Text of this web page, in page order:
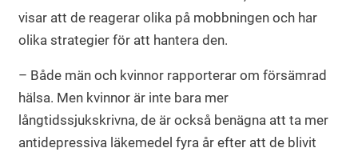
visar att de reagerar olika på mobbningen och har
olika strategier för att hantera den.
– Både män och kvinnor rapporterar om försämrad
hälsa. Men kvinnor är inte bara mer
långtidssjukskrivna, de är också benägna att ta mer
antidepressiva läkemedel fyra år efter att de blivit